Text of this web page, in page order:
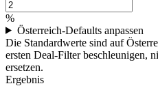
%
Österreich-Defaults anpassen
Die Standardwerte sind auf
ersten Deal-Filter beschleunigen,
ersetzen.
Ergebnis